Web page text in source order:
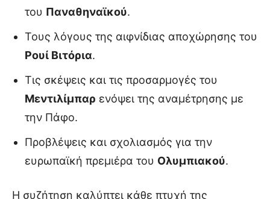
του Παναθηναϊκού.
Τους λόγους της αιφνίδιας αποχώρησης του
Ρουί Βιτόρια.
Τις σκέψεις και τις προσαρμογές του
Μεντιλίμπαρ ενόψει της αναμέτρησης με
την Πάφο.
Προβλέψεις και σχολιασμός για την
ευρωπαϊκή πρεμιέρα του Ολυμπιακού.
Η συζήτηση καλύπτει κάθε πτυχή της